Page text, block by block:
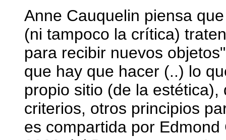
Anne Cauquelin piensa
(ni tampoco la crítica)
para recibir nuevos
que hay que hacer (..) lo
propio sitio (de la
criterios, otros principios
es compartida por